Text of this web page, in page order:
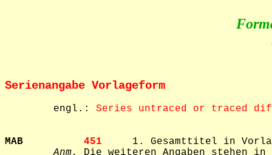
Serienangabe Vorlageform
        engl.:
Series untraced or traced
MAB 451 1. Gesamttitel in